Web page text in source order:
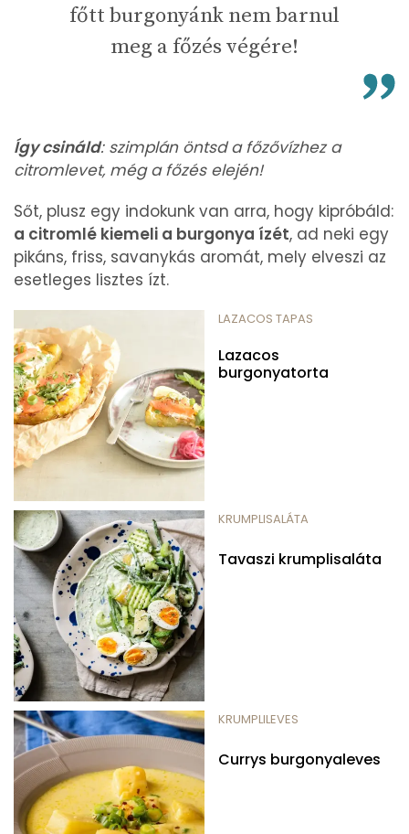
főtt burgonyánk nem barnul
meg a főzés végére!
Így csináld: szimplán öntsd a főzővízhez a
citromlevet, még a főzés elején!
Sőt, plusz egy indokunk van arra, hogy kipróbáld:
a citromlé kiemeli a burgonya ízét, ad neki egy
pikáns, friss, savanykás aromát, mely elveszi az
esetleges lisztes ízt.
LAZACOS TAPAS
Lazacos
burgonyatorta
KRUMPLISALÁTA
Tavaszi krumplisaláta
KRUMPLILEVES
Currys burgonyaleves